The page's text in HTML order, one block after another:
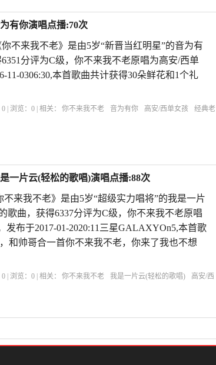
有你演唱点播:70次
不来我不老》是由5岁“新晋当红明星”的音为有
分评为C级，你不来我不老原唱为高安/西单
11-0306:30,本首歌曲共计获得30朵鲜花和1个礼
0 | 浏览：0 | 相关： 你不来我不老 音为有你 高安/西单女孩
经典老
一片云(轻松的歌唱)演唱点播:88次
来我不老》是由5岁“超级实力唱将”的我是一片
歌曲，获得6337分评为C级，你不来我不老原唱
发布于2017-01-2020:11三星GALAXYOn5,本首歌
和帅哥合一首你不来我不老，你来了我也不想
0 | 浏览：0 | 相关： 你不来我不老 我是一片云(轻松的歌唱)
高安/西